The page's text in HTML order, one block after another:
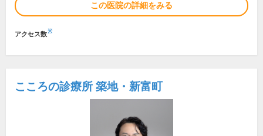
この医院の詳細をみる
アクセス数※
こころの診療所 築地・新富町